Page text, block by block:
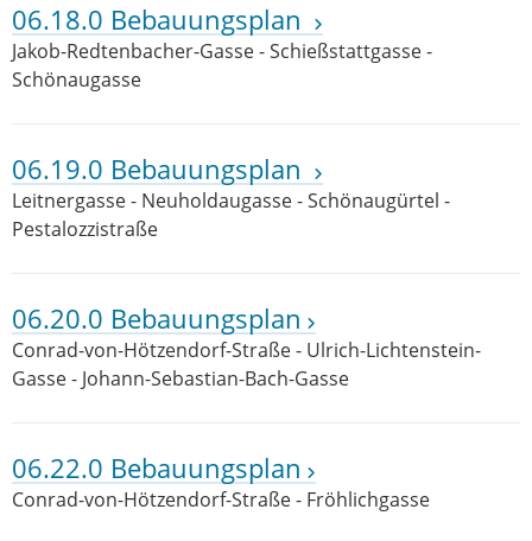
06.18.0 Bebauungsplan
Jakob-Redtenbacher-Gasse - Schießstattgasse -
Schönaugasse
06.19.0 Bebauungsplan
Leitnergasse - Neuholdaugasse - Schönaugürtel -
Pestalozzistraße
06.20.0 Bebauungsplan
Conrad-von-Hötzendorf-Straße - Ulrich-Lichtenstein-
Gasse - Johann-Sebastian-Bach-Gasse
06.22.0 Bebauungsplan
Conrad-von-Hötzendorf-Straße - Fröhlichgasse